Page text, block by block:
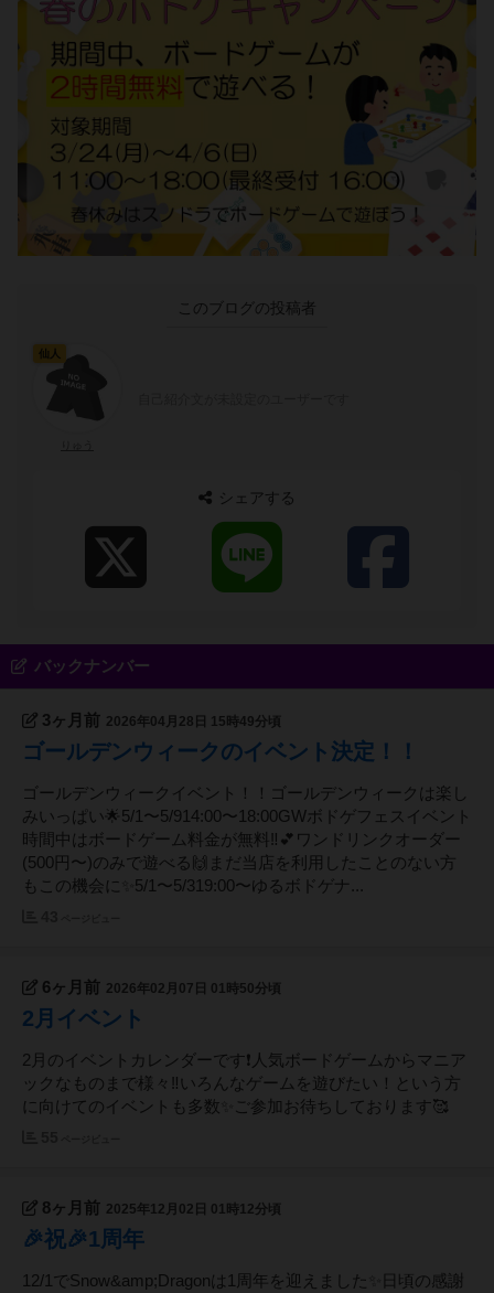
このブログの投稿者
仙人
シェアする
バックナンバー
3ヶ月前 2026年04月28日 15時49分頃
ゴールデンウィークのイベント決定！！
ゴールデンウィークイベント！！ゴールデンウィークは楽し
みいっぱい🌟5/1〜5/914:00〜18:00GWボドゲフェスイベント
時間中はボードゲーム料金が無料‼️💕ワンドリンクオーダー
(500円〜)のみで遊べる🙌まだ当店を利用したことのない方
もこの機会に✨️5/1〜5/319:00〜ゆるボドゲナ...
6ヶ月前 2026年02月07日 01時50分頃
2月イベント
2月のイベントカレンダーです❗️人気ボードゲームからマニア
ックなものまで様々‼️いろんなゲームを遊びたい！という方
に向けてのイベントも多数✨️ご参加お待ちしております🥰
8ヶ月前 2025年12月02日 01時12分頃
🎉祝🎉1周年
12/1でSnow&amp;Dragonは1周年を迎えました✨️日頃の感謝